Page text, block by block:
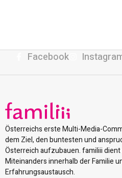
Facebook
Österreichs erste Multi-Media-
dem Ziel, den buntesten und
Österreich aufzubauen. familiii
Miteinanders innerhalb der Familie
Erfahrungsaustausch.